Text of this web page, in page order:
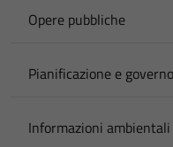
Opere pubbliche
Pianificazione e
Informazioni ambientali